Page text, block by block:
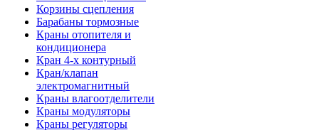
Корзины сцепления
Барабаны тормозные
Краны отопителя и
кондиционера
Кран 4-х контурный
Кран/клапан
электромагнитный
Краны влагоотделители
Краны модуляторы
Краны регуляторы